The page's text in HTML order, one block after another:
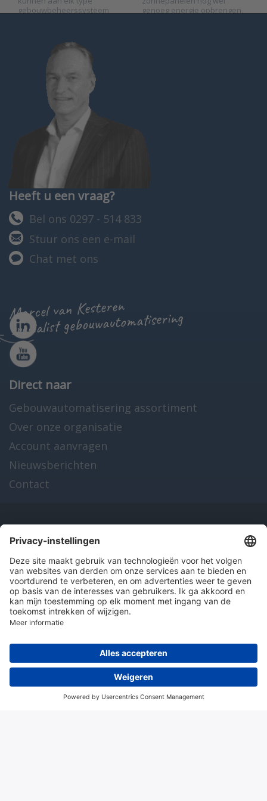
gebouwbeheerssysteem
genoeg energie opbrengen,
Heeft u een vraag?
Bel ons 0297 - 514 833
Stuur ons een e-mail
Chat met ons
Marcel van Kesteren
specialist gebouwautomatisering
Direct naar
Gebouwautomatisering assortiment
Over onze organisatie
Account aanvragen
Nieuwsberichten
Contact
Onze producten
en diensten
Over Hitma
Algemene voorwaarden Disclaimer
Colofon
© 2026 Hitma B.V.